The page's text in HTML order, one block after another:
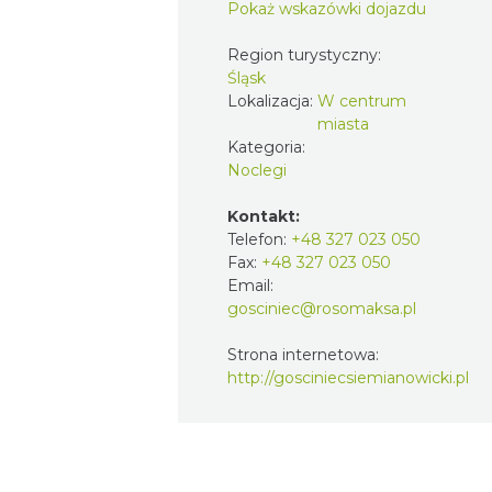
Pokaż wskazówki dojazdu
Region turystyczny:
Śląsk
Lokalizacja: W centrum
miasta
Kategoria:
Noclegi
Kontakt:
Telefon: +48 327 023 050
Fax: +48 327 023 050
Email:
gosciniec@rosomaksa.pl
Strona internetowa:
http://gosciniecsiemianowicki.pl